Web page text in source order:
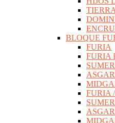
BLOQUE
FURIA
FURIA
FURIA